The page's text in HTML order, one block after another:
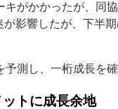
がかかったが、同
影響したが、下半
測し、一桁成長を確
トに成長余地